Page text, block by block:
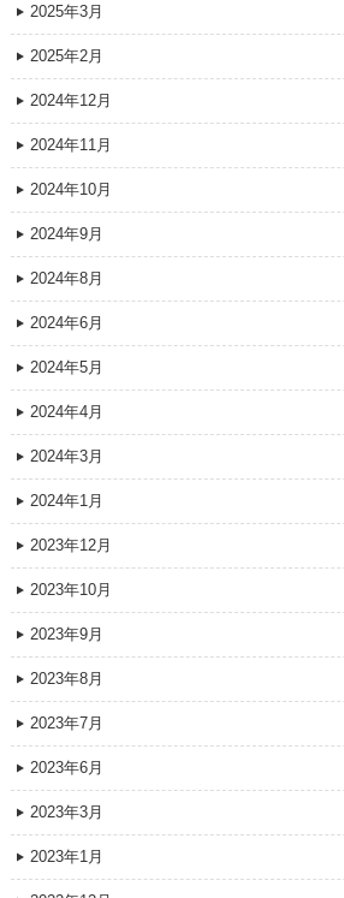
2025年3月
2025年2月
2024年12月
2024年11月
2024年10月
2024年9月
2024年8月
2024年6月
2024年5月
2024年4月
2024年3月
2024年1月
2023年12月
2023年10月
2023年9月
2023年8月
2023年7月
2023年6月
2023年3月
2023年1月